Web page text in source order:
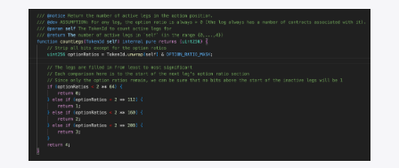
^
4
^
(
2
^
{
1
1
2
(
2
^
{
1
6